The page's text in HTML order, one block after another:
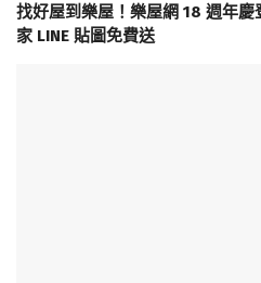
找好屋到樂屋！樂屋網 18 週年
家 LINE 貼圖免費送